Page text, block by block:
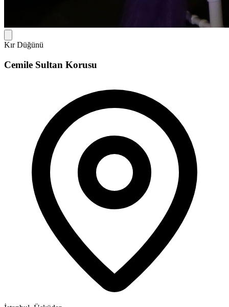
Kır Düğünü
Cemile Sultan Korusu